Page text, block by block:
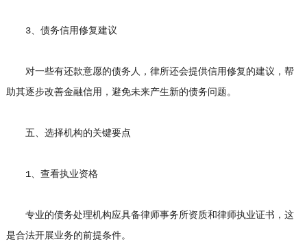
3、债务信用修复建议
对一些有还款意愿的债务人，律所还会提供信用修复的建议，帮
助其逐步改善金融信用，避免未来产生新的债务问题。
五、选择机构的关键要点
1、查看执业资格
专业的债务处理机构应具备律师事务所资质和律师执业证书，这
是合法开展业务的前提条件。